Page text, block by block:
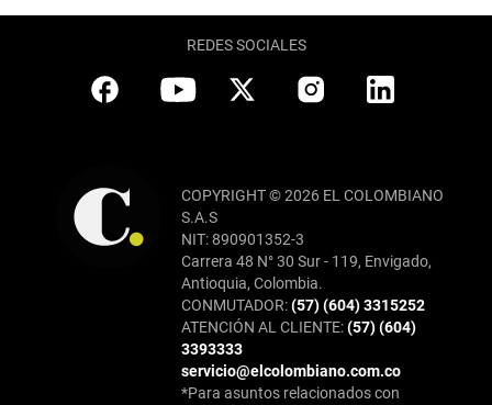
REDES SOCIALES
COPYRIGHT © 2026 EL COLOMBIANO
S.A.S
NIT: 890901352-3
Carrera 48 N° 30 Sur - 119, Envigado,
Antioquia, Colombia.
CONMUTADOR:(57) (604) 3315252
ATENCIÓN AL CLIENTE:(57) (604)
3393333
servicio@elcolombiano.com.co
*Para asuntos relacionados con